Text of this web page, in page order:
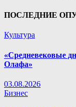
ПОСЛЕДНИЕ
Культура
«Средневековые
Олафа»
03.08.2026
Бизнес